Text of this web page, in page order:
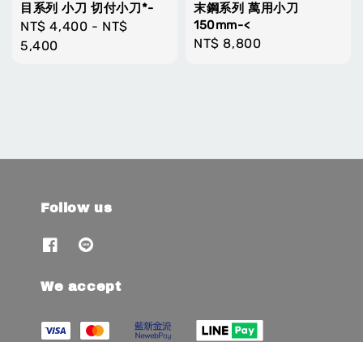
目系列 小刀 切付小刀*-
Regular
price
NT$ 4,400 - NT$
5,400
末鋼系列 萬用小刀
150mm-<
Regular
NT$ 8,800
Follow us
We accept